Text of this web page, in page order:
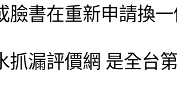
臉書在重新申請換
抓漏評價網 是全台